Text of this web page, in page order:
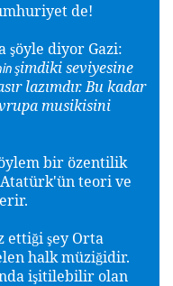
de!
şöyle diyor Gazi:
şimdiki seviyesine
lazımdır. Bu kadar
musikisini
bir özentilik
teori ve
ettiği şey Orta
halk müziğidir.
işitilebilir olan